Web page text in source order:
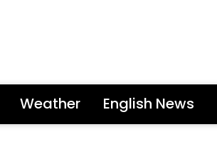
Weather English News